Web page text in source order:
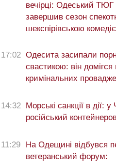
вечірці: Одеський ТЮГ
завершив сезон
шекспірівською
17:02 Одесита засипали
свастикою: він
кримінальних
14:32
Морські санкції в дії:
російський
11:29
На Одещині відбувся
ветеранський форум: